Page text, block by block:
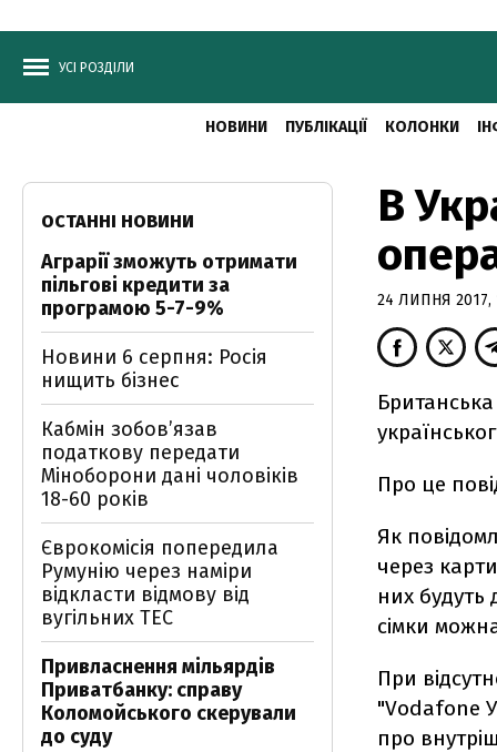
УСІ РОЗДІЛИ
НОВИНИ ПУБЛІКАЦІЇ КОЛОНКИ
В
24 ЛИПНЯ 2017,
Про це
Як
через
них будуть
сімки
При
"Vodafone
про
ОСТАННІ НОВИНИ
Аграрії зможуть отримати
пільгові кредити за
програмою 5-7-9%
Новини 6 серпня: Росія
нищить бізнес
Кабмін зобовʼязав
податкову передати
Міноборони дані чоловіків
18-60 років
Єврокомісія попередила
Румунію через наміри
відкласти відмову від
вугільних ТЕС
Привласнення мільярдів
Приватбанку: справу
Коломойського скерували
до суду